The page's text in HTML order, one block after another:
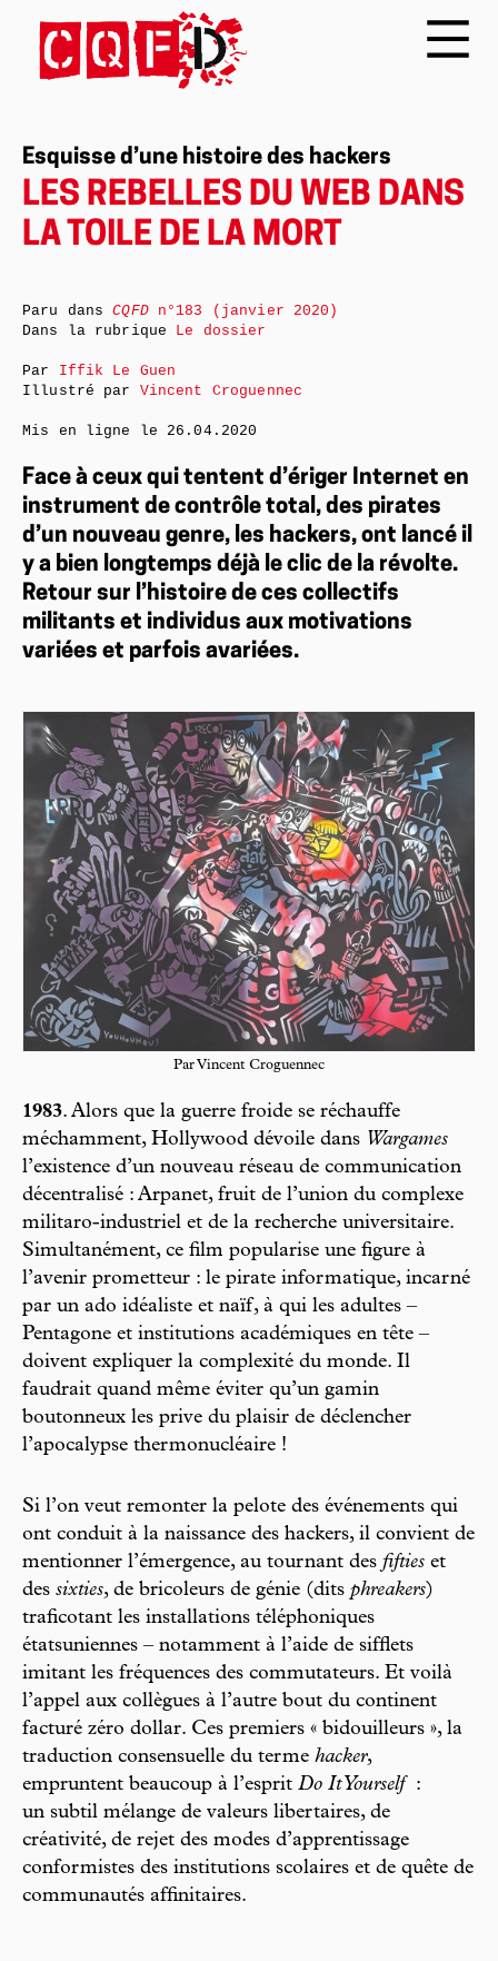
Esquisse d’une histoire des hackers
LES REBELLES DU WEB DANS
LA TOILE DE LA MORT
Face à ceux qui tentent d’ériger Internet en
instrument de contrôle total, des pirates
d’un nouveau genre, les hackers, ont lancé il
y a bien longtemps déjà le clic de la révolte.
Retour sur l’histoire de ces collectifs
militants et individus aux motivations
variées et parfois avariées.
Par Vincent Croguennec
1983. Alors que la guerre froide se réchauffe
méchamment, Hollywood dévoile dans Wargames
l’existence d’un nouveau réseau de communication
décentralisé : Arpanet, fruit de l’union du complexe
militaro-industriel et de la recherche universitaire.
Simultanément, ce film popularise une figure à
l’avenir prometteur : le pirate informatique, incarné
par un ado idéaliste et naïf, à qui les adultes –
Pentagone et institutions académiques en tête –
doivent expliquer la complexité du monde. Il
faudrait quand même éviter qu’un gamin
boutonneux les prive du plaisir de déclencher
l’apocalypse thermonucléaire !
Si l’on veut remonter la pelote des événements qui
ont conduit à la naissance des hackers, il convient de
mentionner l’émergence, au tournant des fifties et
des sixties, de bricoleurs de génie (dits phreakers)
traficotant les installations téléphoniques
étatsuniennes – notamment à l’aide de sifflets
imitant les fréquences des commutateurs. Et voilà
l’appel aux collègues à l’autre bout du continent
facturé zéro dollar. Ces premiers « bidouilleurs », la
traduction consensuelle du terme hacker,
empruntent beaucoup à l’esprit Do It Yourself :
un subtil mélange de valeurs libertaires, de
créativité, de rejet des modes d’apprentissage
conformistes des institutions scolaires et de quête de
communautés affinitaires.
Paru dansCQFDn°183 (janvier 2020)
Dans la rubrique Le dossier
Par Iffik Le Guen
Illustré par Vincent Croguennec
Mis en ligne le 26.04.2020